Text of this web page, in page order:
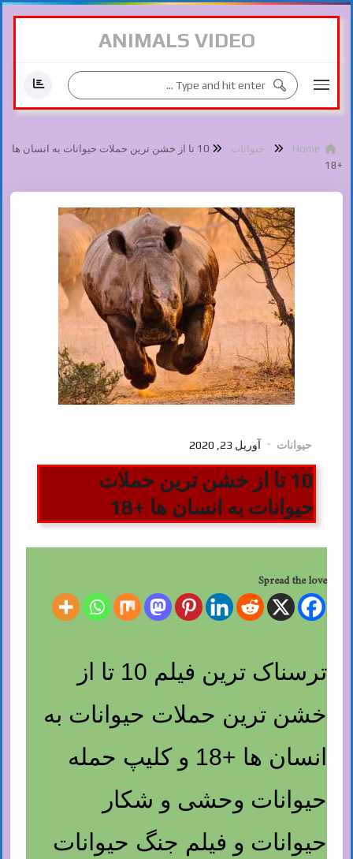
ANIMALS VIDEO
حیوانات
10 تا از خشن ترین حملات حیوانات به انسان ها
+18
حیوانات آوریل 23, 2020
10 تا از خشن ترین حملات
حیوانات به انسان ها +18
Spread the love
ترسناک ترین فیلم 10 تا از
خشن ترین حملات حیوانات به
انسان ها +18 و کلیپ حمله
حیوانات وحشی و شکار
حیوانات و فیلم جنگ حیوانات